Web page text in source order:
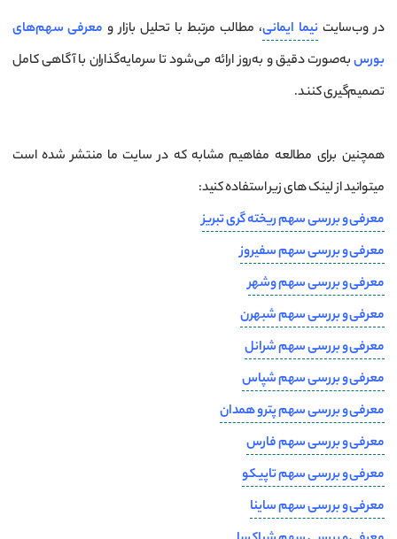
در وب‌سایتنیما ایمانی، مطالب مرتبط با تحلیل بازار و معرفی سهم‌های
بورسبه‌صورت دقیق و به‌روز ارائه می‌شود تا سرمایه‌گذاران با آگاهی کامل
تصمیم‌گیری کنند.
همچنین برای مطالعه مفاهیم مشابه که در سایت ما منتشر شده است
میتوانید از لینک های زیر استفاده کنید:
معرفی و بررسی سهم ریخته گری تبریز
معرفی و بررسی سهم سفیروز
معرفی و بررسی سهم وشهر
معرفی و بررسی سهم شبهرن
معرفی و بررسی سهم شرانل
معرفی و بررسی سهم شپاس
معرفی و بررسی سهم پترو همدان
معرفی و بررسی سهم فارس
معرفی و بررسی سهم تاپیکو
معرفی و بررسی سهم ساینا